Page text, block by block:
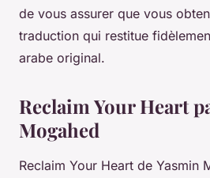
de vous assurer que vous
traduction qui restitue
arabe original.
Reclaim Your Heart
Mogahed
Reclaim Your Heart de Yasmin